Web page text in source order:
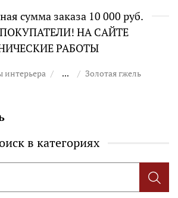
сумма заказа 10 000 руб.
НА САЙТЕ
РАБОТЫ
интерьера ... Золотая гжель
в категориях